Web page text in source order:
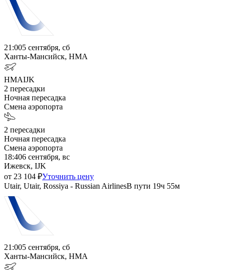
21:005 сентября, сб
Ханты-Мансийск, HMA
HMAIJK
2 пересадки
Ночная пересадка
Смена аэропорта
2 пересадки
Ночная пересадка
Смена аэропорта
18:406 сентября, вс
Ижевск, IJK
от 23 104 ₽Уточнить цену
Utair, Utair, Rossiya - Russian AirlinesВ пути 19ч 55м
21:005 сентября, сб
Ханты-Мансийск, HMA